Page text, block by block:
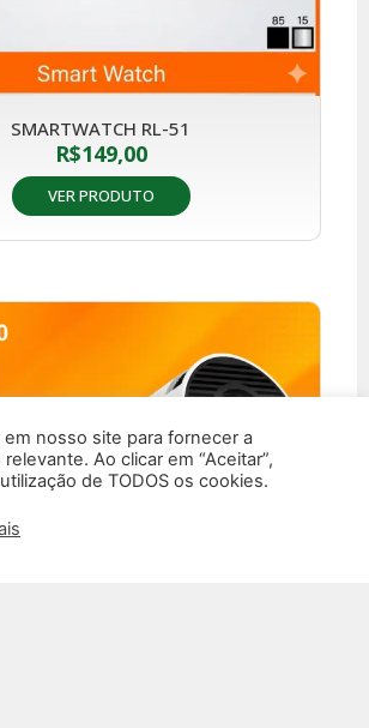
SMARTWATCH RL-51
R$149,00
VER PRODUTO
nosso site para fornecer a
Ao clicar em “Aceitar”,
de TODOS os cookies.